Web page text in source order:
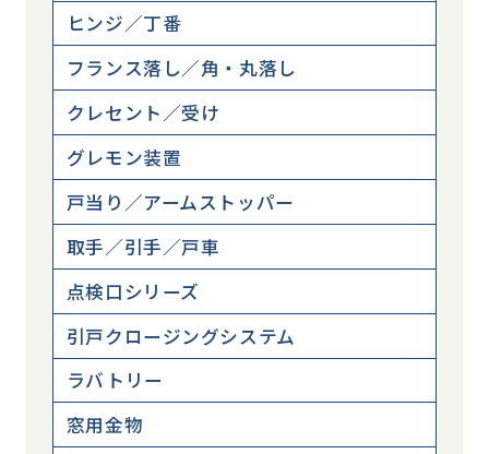
ヒンジ／丁番
フランス落し／角・丸落し
クレセント／受け
グレモン装置
戸当り／アームストッパー
取手／引手／戸車
点検口シリーズ
引戸クロージングシステム
ラバトリー
窓用金物